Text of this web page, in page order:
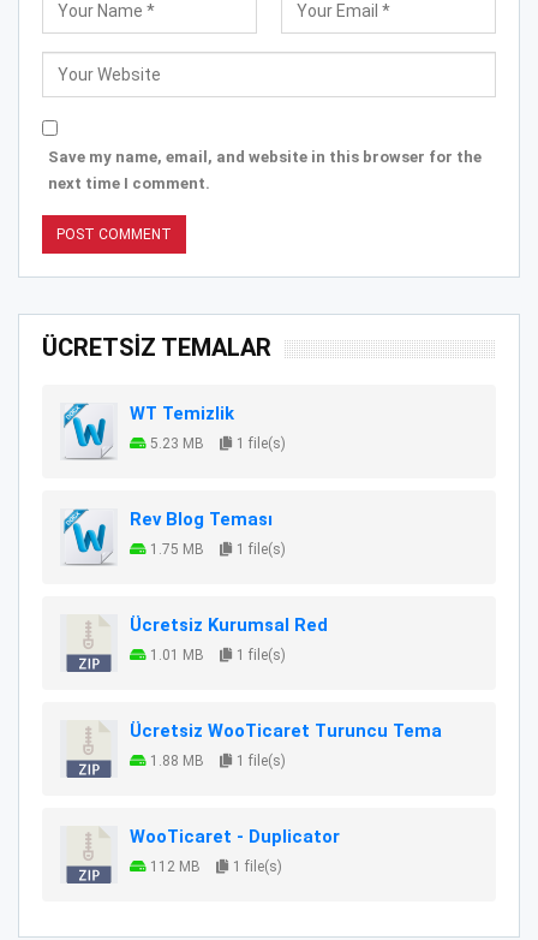
Save my name, email, and website in this browser for the
next time I comment.
ÜCRETSİZ TEMALAR
WT Temizlik
5.23 MB 1 file(s)
Rev Blog Teması
1.75 MB 1 file(s)
Ücretsiz Kurumsal Red
1.01 MB 1 file(s)
Ücretsiz WooTicaret Turuncu Tema
1.88 MB 1 file(s)
WooTicaret - Duplicator
112 MB 1 file(s)